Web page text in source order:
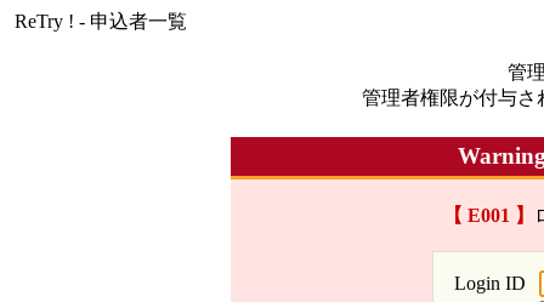
ReTry ! - 申込者一覧
管
管理者権限が付与
【 E001 】
Login ID